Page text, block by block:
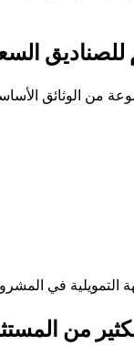
للصناديق
من الوثائق
التمويلية في
من